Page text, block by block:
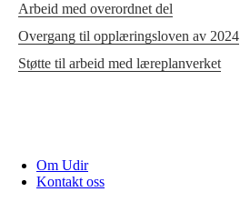
Arbeid med overordnet del
Overgang til opplæringsloven av 2024
Støtte til arbeid med læreplanverket
Om Udir
Kontakt oss